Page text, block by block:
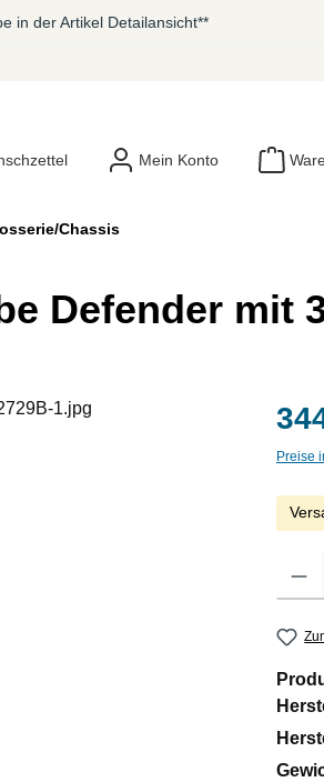
springen
in der Artikel Detailansicht**
Mein Konto
Chassis
Defender mit
Preise